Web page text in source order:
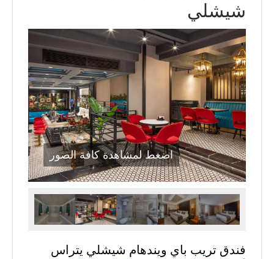
شيشلي
اضغط لمشاهدة كافة الصور
فندق تريب باي ويندهام شيشلي يتراس